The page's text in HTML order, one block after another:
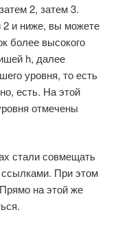
2, затем 3.
2 и ниже, вы можете
более высокого
h, далее
уровня, то есть
есть. На этой
отмечены
стали совмещать
ссылками. При этом
на этой же